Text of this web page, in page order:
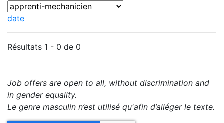
date
Résultats 1 - 0 de 0
Job offers are open to all, without discrimination and
in gender equality.
Le genre masculin n’est utilisé qu'afin d’alléger le texte.